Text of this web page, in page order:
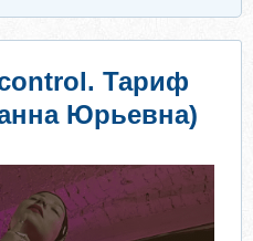
Тариф
Юрьевна)